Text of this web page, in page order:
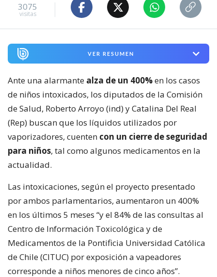
3075
visitas
VER RESUMEN
Ante una alarmante alza de un 400%en los casos
de niños intoxicados, los diputados de la Comisión
de Salud, Roberto Arroyo (ind) y Catalina Del Real
(Rep) buscan que los líquidos utilizados por
vaporizadores, cuenten con un cierre de seguridad
para niños, tal como algunos medicamentos en la
actualidad.
Las intoxicaciones, según el proyecto presentado
por ambos parlamentarios, aumentaron un 400%
en los últimos 5 meses “y el 84% de las consultas al
Centro de Información Toxicológica y de
Medicamentos de la Pontificia Universidad Católica
de Chile (CITUC) por exposición a vapeadores
corresponde a niños menores de cinco años”.